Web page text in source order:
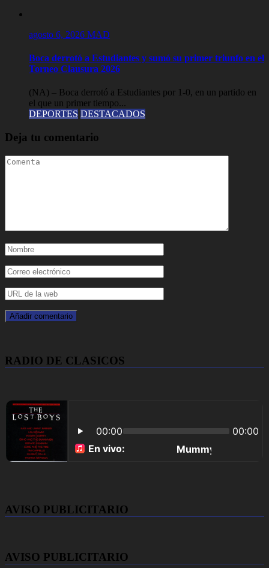
agosto 6, 2026 MAD
Boca derrotó a Estudiantes y sumó su primer triunfo en el
Torneo Clausura 2026
(NA) – Boca derrotó a Estudiantes por 1-0, en un partido en
el que un primer tiempo...
DEPORTES DESTACADOS
Deja tu comentario
RADIO DE CLASICOS
AVISO PUBLICITARIO
AVISO PUBLICITARIO